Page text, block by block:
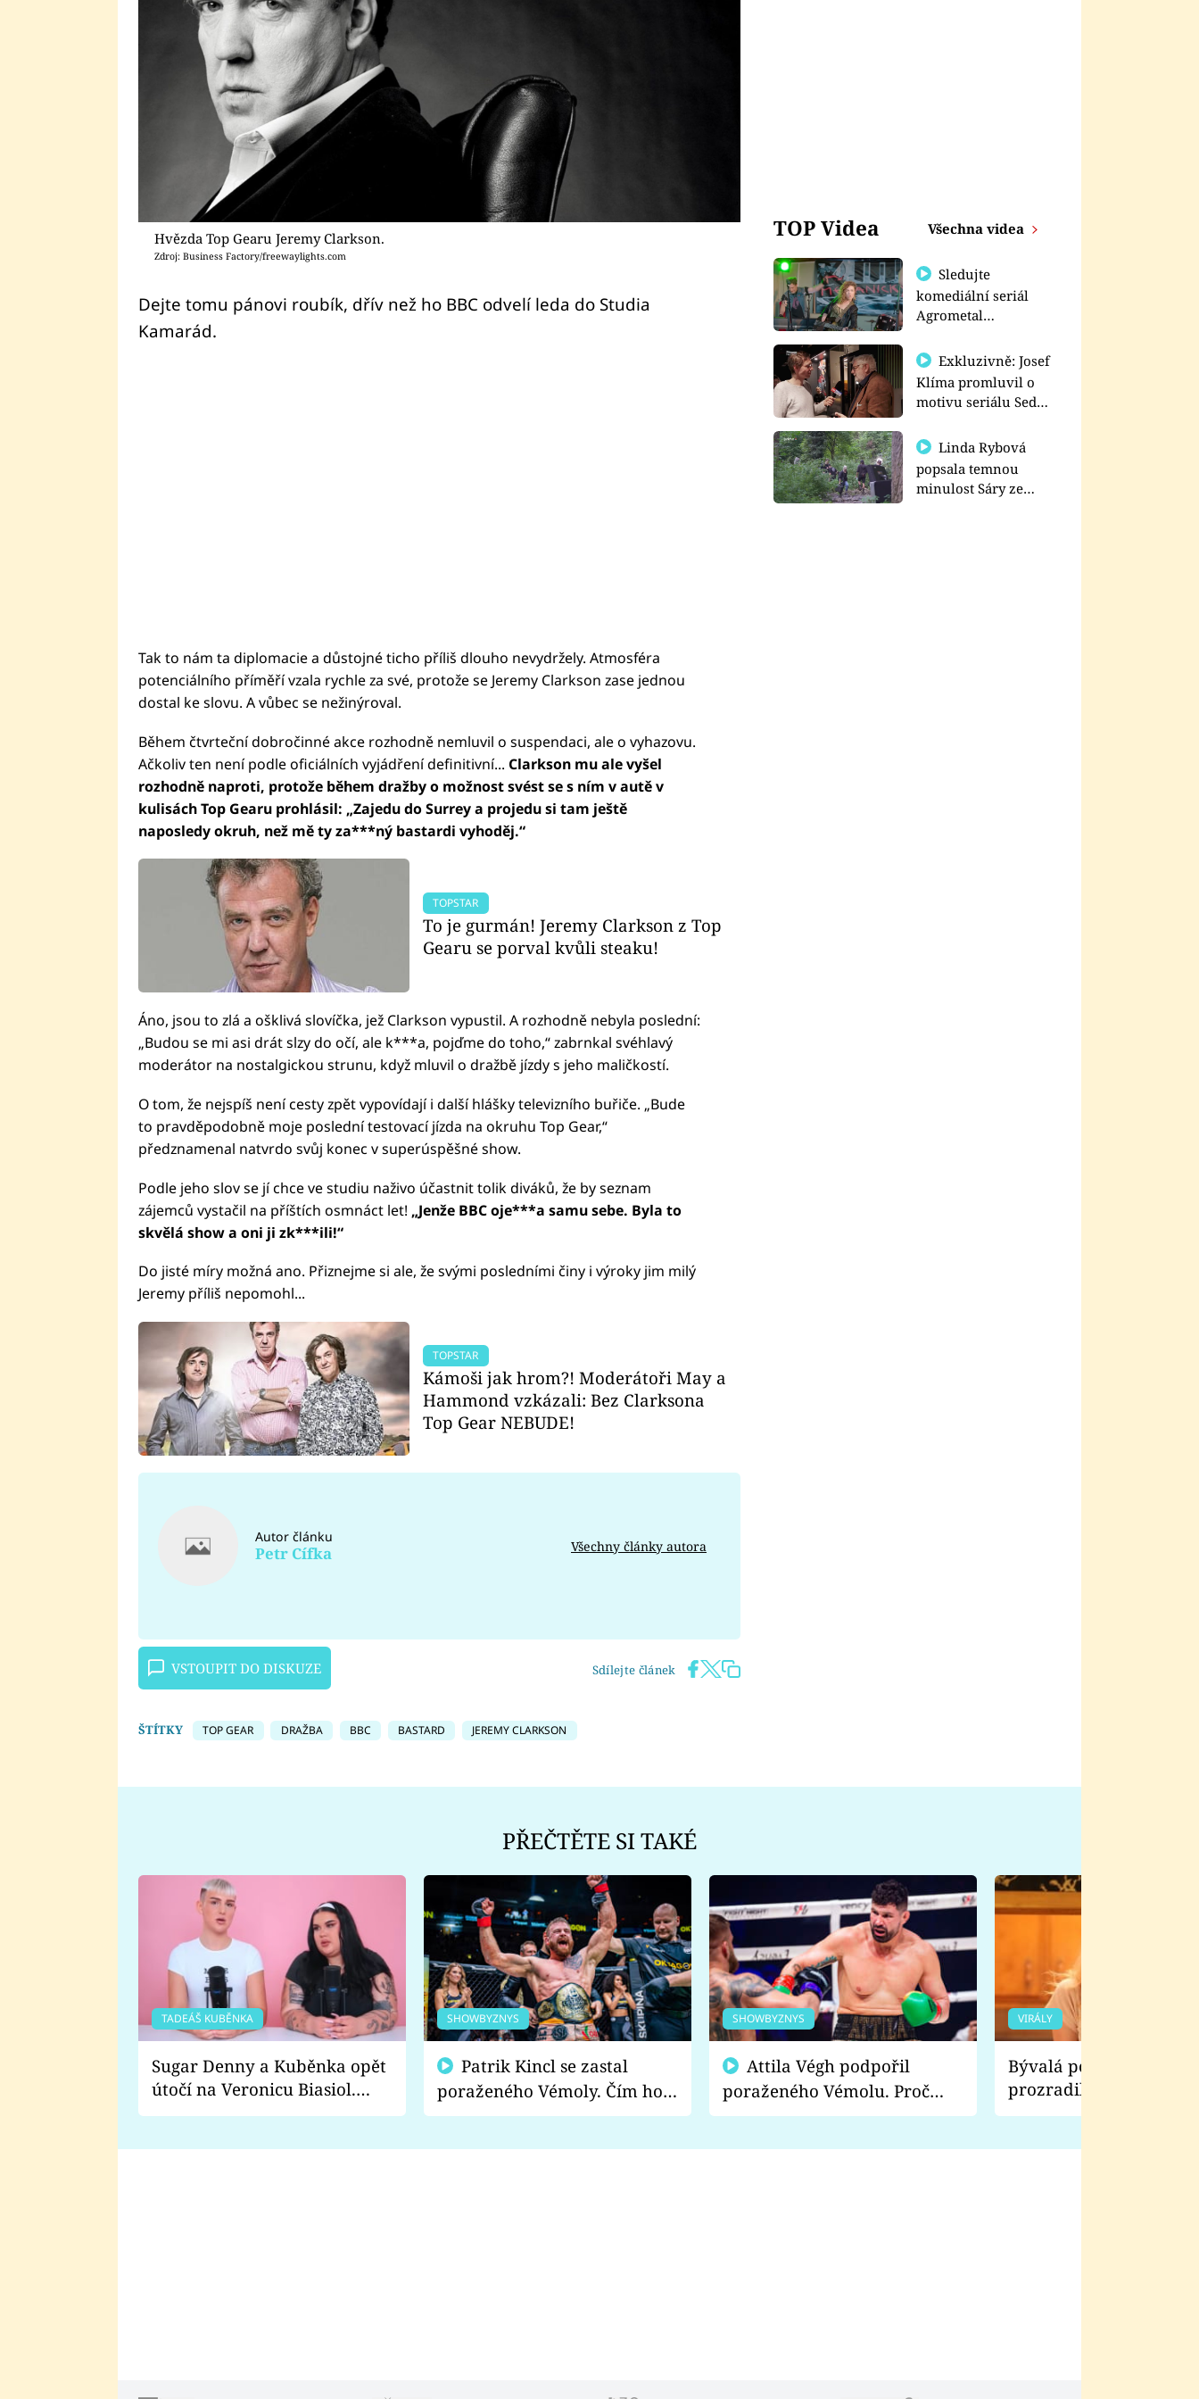
Hvězda Top Gearu Jeremy Clarkson.
Zdroj: Business Factory/freewaylights.com
Dejte tomu pánovi roubík, dřív než ho BBC odvelí leda do Studia
Kamarád.
Tak to nám ta diplomacie a důstojné ticho příliš dlouho nevydržely. Atmosféra
potenciálního příměří vzala rychle za své, protože se Jeremy Clarkson zase jednou
dostal ke slovu. A vůbec se nežinýroval.
Během čtvrteční dobročinné akce rozhodně nemluvil o suspendaci, ale o vyhazovu.
Ačkoliv ten není podle oficiálních vyjádření definitivní... Clarkson mu ale vyšel
rozhodně naproti, protože během dražby o možnost svést se s ním v autě v
kulisách Top Gearu prohlásil: „Zajedu do Surrey a projedu si tam ještě
naposledy okruh, než mě ty za***ný bastardi vyhoděj.“
TOPSTAR
To je gurmán! Jeremy Clarkson z Top
Gearu se porval kvůli steaku!
Áno, jsou to zlá a ošklivá slovíčka, jež Clarkson vypustil. A rozhodně nebyla poslední:
„Budou se mi asi drát slzy do očí, ale k***a, pojďme do toho,“ zabrnkal svéhlavý
moderátor na nostalgickou strunu, když mluvil o dražbě jízdy s jeho maličkostí.
O tom, že nejspíš není cesty zpět vypovídají i další hlášky televizního buřiče. „Bude
to pravděpodobně moje poslední testovací jízda na okruhu Top Gear,“
předznamenal natvrdo svůj konec v superúspěšné show.
Podle jeho slov se jí chce ve studiu naživo účastnit tolik diváků, že by seznam
zájemců vystačil na příštích osmnáct let! „Jenže BBC oje***a samu sebe. Byla to
skvělá show a oni ji zk***ili!“
Do jisté míry možná ano. Přiznejme si ale, že svými posledními činy i výroky jim milý
Jeremy příliš nepomohl...
TOPSTAR
Kámoši jak hrom?! Moderátoři May a
Hammond vzkázali: Bez Clarksona
Top Gear NEBUDE!
Autor článku
Petr Cífka Všechny články autora
VSTOUPIT DO DISKUZE Sdílejte článek
ŠTÍTKY TOP GEAR DRAŽBA BBC BASTARD JEREMY CLARKSON
TOP Videa Všechna videa
Sledujte
komediální seriál
Agrometal
prima+
Exkluzivně: Josef
Klíma promluvil o
motivu seriálu Sedm
Linda Rybová
popsala temnou
minulost Sáry ze
PŘEČTĚTE SI TAKÉ
TADEÁŠ KUBĚNKA
Sugar Denny a Kuběnka opět
útočí na Veronicu Biasiol.
Proč je podle nich falešná a
SHOWBYZNYS
poraženého Vémoly. Čím ho
fanoušci naštvali?
SHOWBYZNYS
poraženého Vémolu. Proč
chce raději zápasit s ním než
VIRÁLY
Bývalá pornoherečka
prozradila, co ji
natáčení Euforie.